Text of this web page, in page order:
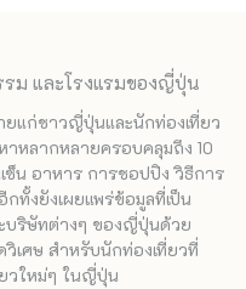
รม และโรงแรมของญี่ปุ่น
ยแก่ชาวญี่ปุ่นและนักท่องเที่ยว
หลากหลายครอบคลุมถึง 10
ซ็น อาหาร การชอปปิง วิธีการ
กทั้งยังเผยแพร่ข้อมูลที่เป็น
บริษัทต่างๆ ของญี่ปุ่นด้วย
เศษ สำหรับนักท่องเที่ยวที่
วใหม่ๆ ในญี่ปุ่น